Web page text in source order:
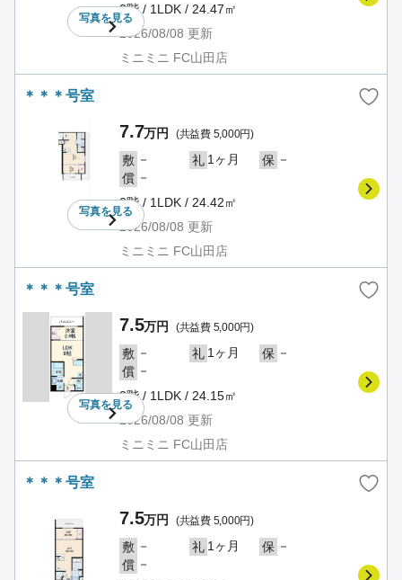
写真を見る
3階 / 1LDK / 24.47㎡
2026/08/08 更新
ミニミニ FC山田店
＊＊＊号室
写真を見る
7.7万円 (共益費 5,000円)
敷 － 礼 1ヶ月 保 －
償 －
3階 / 1LDK / 24.42㎡
2026/08/08 更新
ミニミニ FC山田店
＊＊＊号室
写真を見る
7.5万円 (共益費 5,000円)
敷 － 礼 1ヶ月 保 －
償 －
3階 / 1LDK / 24.15㎡
2026/08/08 更新
ミニミニ FC山田店
＊＊＊号室
7.5万円 (共益費 5,000円)
敷 － 礼 1ヶ月 保 －
償 －